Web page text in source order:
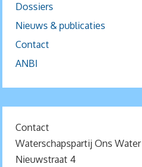
Dossiers
Nieuws & publicaties
Contact
ANBI
Contact
Waterschapspartij Ons Water
Nieuwstraat 4